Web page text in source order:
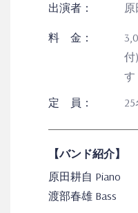
出演者：
料 金：
付
す
定 員：
【バンド紹介】
原田耕自 Piano
渡部春雄 Bass